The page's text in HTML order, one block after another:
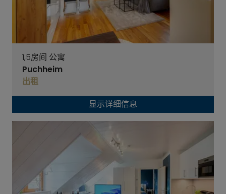
1,5房间 公寓
Puchheim
出租
显示详细信息